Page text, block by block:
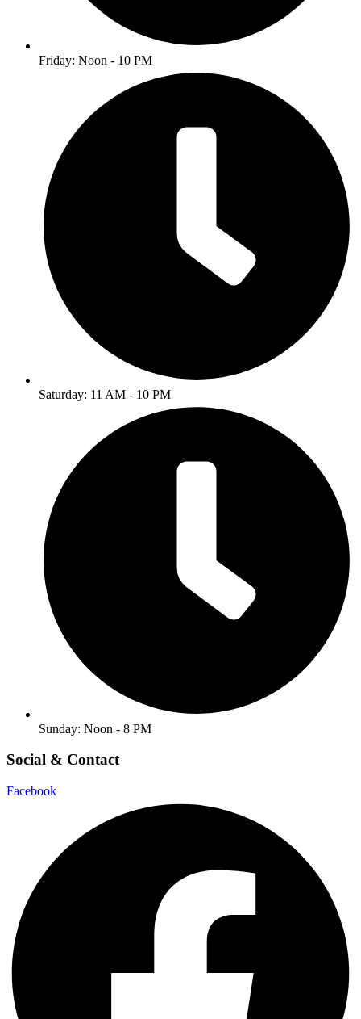
Friday: Noon - 10 PM
Saturday: 11 AM - 10 PM
Sunday: Noon - 8 PM
Social & Contact
Facebook